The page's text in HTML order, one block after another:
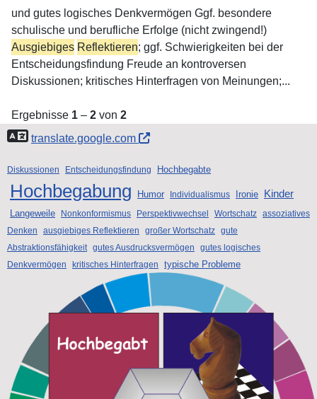
und gutes logisches Denkvermögen Ggf. besondere
schulische und berufliche Erfolge (nicht zwingend!)
Ausgiebiges Reflektieren; ggf. Schwierigkeiten bei der
Entscheidungsfindung Freude an kontroversen
Diskussionen; kritisches Hinterfragen von Meinungen;...
Ergebnisse 1 – 2 von 2
translate.google.com
Diskussionen Entscheidungsfindung Hochbegabte
Hochbegabung Humor Individualismus Ironie Kinder
Langeweile Nonkonformismus Perspektivwechsel Wortschatz assoziatives
Denken
ausgiebiges Reflektieren großer Wortschatz gute
Abstraktionsfähigkeit gutes Ausdrucksvermögen
gutes logisches
Denkvermögen
kritisches Hinterfragen typische Probleme